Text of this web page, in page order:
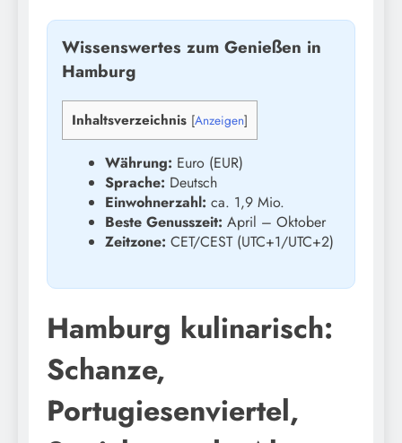
Wissenswertes zum Genießen in
Hamburg
Inhaltsverzeichnis [Anzeigen]
Währung: Euro (EUR)
Sprache: Deutsch
Einwohnerzahl: ca. 1,9 Mio.
Beste Genusszeit: April – Oktober
Zeitzone: CET/CEST (UTC+1/UTC+2)
Hamburg kulinarisch:
Schanze,
Portugiesenviertel,